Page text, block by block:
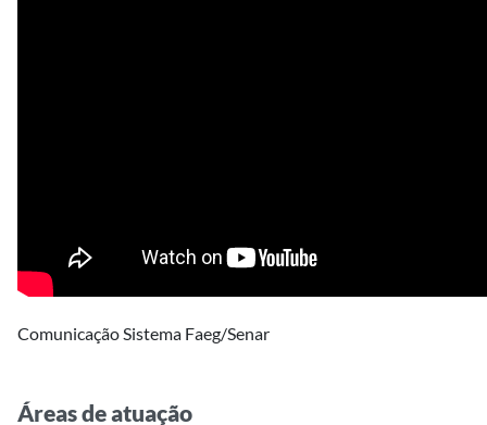
Comunicação Sistema Faeg/Senar
Áreas de atuação